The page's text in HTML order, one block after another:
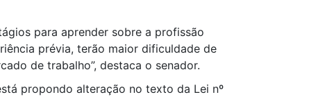
para aprender sobre a profissão
prévia, terão maior dificuldade de
de trabalho”, destaca o senador.
propondo alteração no texto da Lei nº